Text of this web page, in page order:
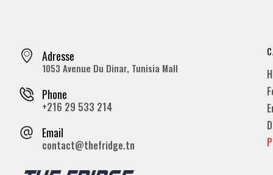
Adresse
1053 Avenue Du Dinar, Tunisia Mall
Phone
+216 29 533 214
Email
contact@thefridge.tn